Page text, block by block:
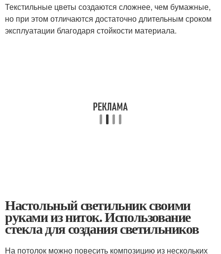
Текстильные цветы создаются сложнее, чем бумажные,
но при этом отличаются достаточно длительным сроком
эксплуатации благодаря стойкости материала.
Настольный светильник своими
руками из ниток. Использование
стекла для создания светильников
На потолок можно повесить композицию из нескольких